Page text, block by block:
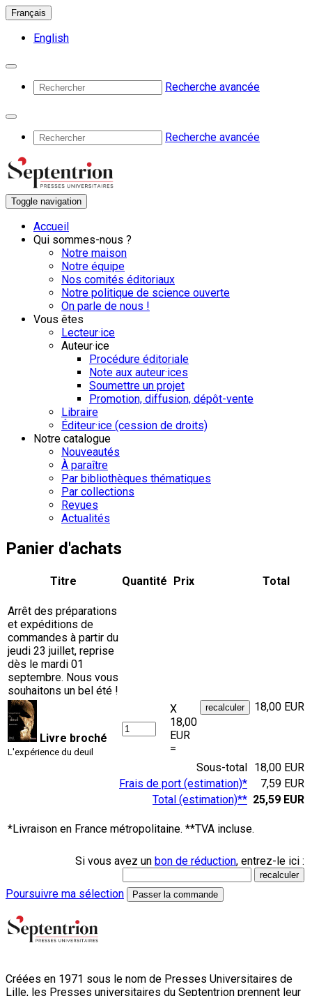
Français
English
Recherche avancée
Recherche avancée
Toggle navigation
Accueil
Qui sommes-nous ?
Notre maison
Notre équipe
Nos comités éditoriaux
Notre politique de science ouverte
On parle de nous !
Vous êtes
Lecteur·ice
Auteur·ice
Procédure éditoriale
Note aux auteur·ices
Soumettre un projet
Promotion, diffusion, dépôt-vente
Libraire
Éditeur·ice (cession de droits)
Notre catalogue
Nouveautés
À paraître
Par bibliothèques thématiques
Par collections
Revues
Actualités
Panier d'achats
Arrêt des préparations
et expéditions de
commandes à partir du
jeudi 23 juillet, reprise
dès le mardi 01
septembre. Nous vous
souhaitons un bel été !
Titre Quantité Prix Total
Livre broché
L'expérience du deuil
X
18,00
EUR
=
18,00 EUR
Sous-total 18,00 EUR
Frais de port (estimation)*
7,59 EUR
Total (estimation)** 25,59 EUR
*Livraison en France métropolitaine. **TVA incluse.
Si vous avez un bon de réduction, entrez-le ici :
Poursuivre ma sélection Passer la commande
Créées en 1971 sous le nom de Presses Universitaires de
Lille, les Presses universitaires du Septentrion prennent leur